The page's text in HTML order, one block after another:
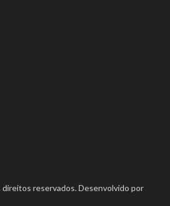
reservados. Desenvolvido por